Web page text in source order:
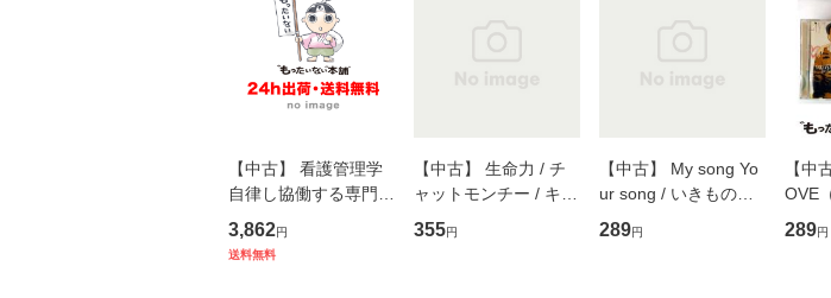
【中古】 看護管理学
自律し協働する専門職
の看護マネジメントス
キル 改訂第3版 (看護
3,862円
送料無料
【中古】 生命力 / チ
ャットモンチー / キュ
ーンレコード [CD]
【メール便送料無料】
355円
【中古】 My song Yo
ur song / いきものが
かり / [CD]【メール便
送料無料】
289円
【中
OVE
盤） /
ミリヤ / [CD]【
289円